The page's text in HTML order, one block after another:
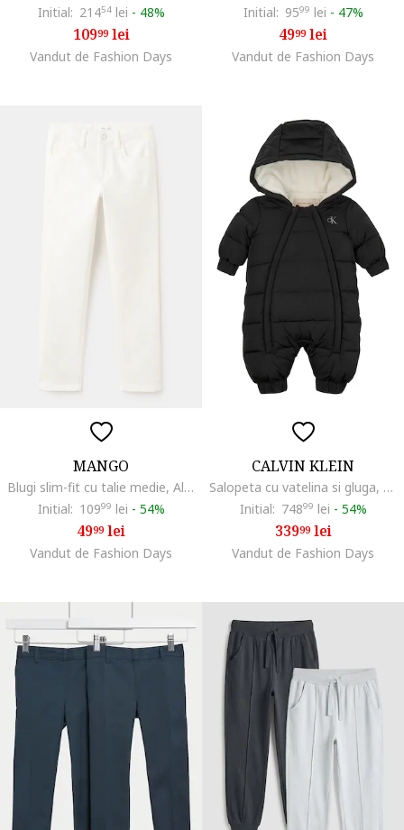
Initial: 21454lei - 48%
10999lei
Vandut de Fashion Days
Initial: 9599 lei - 47%
4999lei
Vandut de Fashion Days
MANGO
Blugi slim-fit cu talie medie, Alb murdar
Initial: 10999 lei - 54%
4999lei
Vandut de Fashion Days
CALVIN KLEIN
Salopeta cu vatelina si gluga, Negru
Initial: 74899 lei - 54%
33999lei
Vandut de Fashion Days